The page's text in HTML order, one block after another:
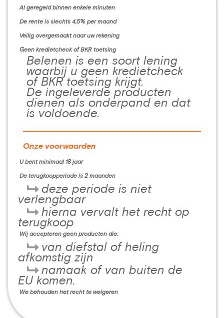
Al geregeld binnen enkele minuten
De rente is slechts 4,5% per maand
Veilig overgemaakt naar uw rekening
Geen kredietcheck of BKR toetsing
Belenen is een soort lening
waarbij u geen kredietcheck
of BKR toetsing krijgt.
De ingeleverde producten
dienen als onderpand en dat
is voldoende.
Onze voorwaarden
U bent minimaal 18 jaar
De terugkoopperiode is 2 maanden
deze periode is niet
verlengbaar
hierna vervalt het recht op
terugkoop
Wij accepteren geen producten die:
van diefstal of heling
afkomstig zijn
namaak of van buiten de
EU komen.
We behouden het recht te weigeren